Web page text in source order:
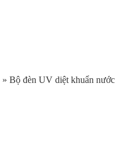
» Bộ đèn UV diệt khuẩn nước